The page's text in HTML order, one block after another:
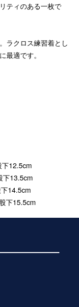
ティのある一枚で
ラクロス練習着とし
最適です。
12.5cm
13.5cm
14.5cm
下15.5cm